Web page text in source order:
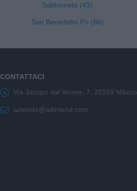
Sabbioneta (43)
San Benedetto Po (86)
CONTATTACI
Via Jacopo dal Verme, 7, 20159 Milano
aziende@adintend.com